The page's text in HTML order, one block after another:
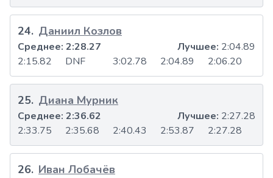
24. Даниил Козлов
2:15.82 DNF 3:02.78 2:04.89 2:06.20
Среднее: 2:28.27 Лучшее: 2:04.89
25. Диана Мурник
2:33.75 2:35.68 2:40.43 2:53.87 2:27.28
Среднее: 2:36.62 Лучшее: 2:27.28
26. Иван Лобачёв